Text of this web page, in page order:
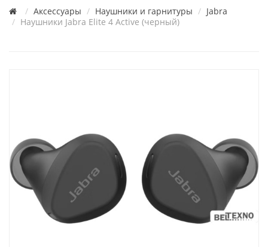
Аксессуары Наушники и гарнитуры
Jabra
Наушники Jabra Elite 4 Active (черный)